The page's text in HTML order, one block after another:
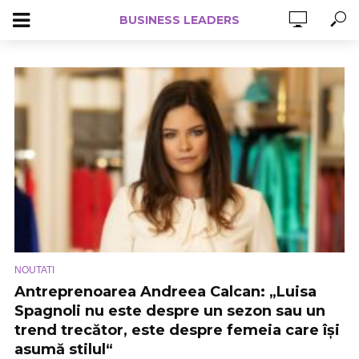
BUSINESS LEADERS
NOUTATI
Antreprenoarea Andreea Calcan: „Luisa
Spagnoli nu este despre un sezon sau un
trend trecător, este despre femeia care își
asumă stilul“